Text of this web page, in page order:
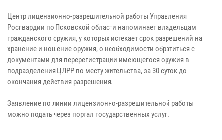
Центр лицензионно-разрешительной работы Управления
Росгвардии по Псковской области напоминает владельцам
гражданского оружия, у которых истекает срок разрешений на
хранение и ношение оружия, о необходимости обратиться с
документами для перерегистрации имеющегося оружия в
подразделения ЦЛРР по месту жительства, за 30 суток до
окончания действия разрешения.
Заявление по линии лицензионно-разрешительной работы
можно подать через портал государственных услуг.